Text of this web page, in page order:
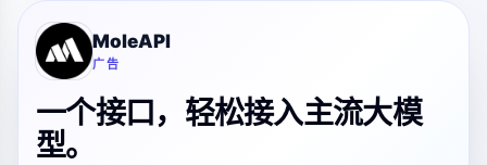
MoleAPI
广告
一个接口，轻松接入主流大模
型。